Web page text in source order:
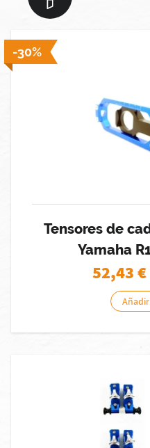
-30%
Tensores de
Yamaha
52,43€